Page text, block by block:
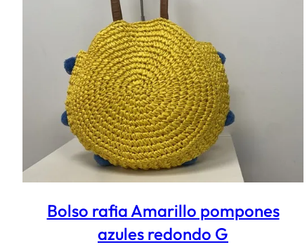
Bolso rafia Amarillo pompones
azules redondo G